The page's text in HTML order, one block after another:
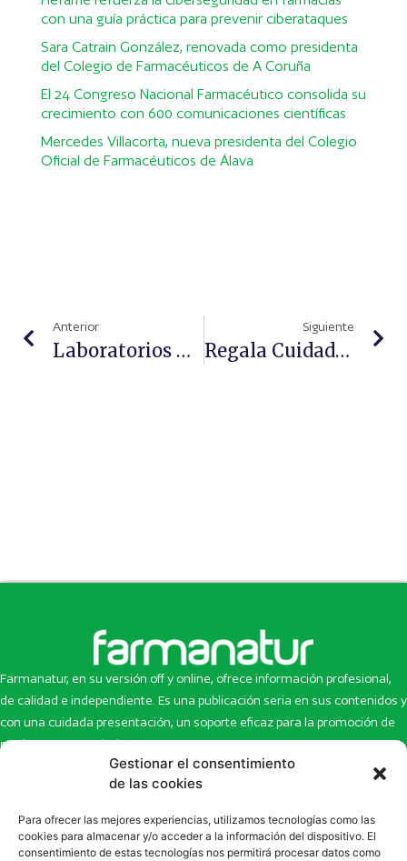
Gestionar el consentimiento
de las cookies
Para ofrecer las mejores experiencias, utilizamos tecnologías como las
cookies para almacenar y/o acceder a la información del dispositivo. El
consentimiento de estas tecnologías nos permitirá procesar datos como
con una guía práctica para prevenir ciberataques
Sara Catrain González, renovada como presidenta
del Colegio de Farmacéuticos de A Coruña
El 24 Congreso Nacional Farmacéutico consolida su
crecimiento con 600 comunicaciones científicas
Mercedes Villacorta, nueva presidenta del Colegio
Oficial de Farmacéuticos de Álava
Anterior
Laboratorios Babé Presenta Ampollas Con Vitamina D Y Un Peeling De Noche
Siguiente
Regala Cuidado Para Tu Piel Estos Reyes Con Apivita
Farmanatur, en su versión off y online, ofrece información profesional,
de calidad e independiente. Es una publicación seria en sus contenidos y
con una cuidada presentación, un soporte eficaz para la promoción de
productos y novedades.
Inicio
Newsletter
Eco Multimedia
Artículos
Escaparate